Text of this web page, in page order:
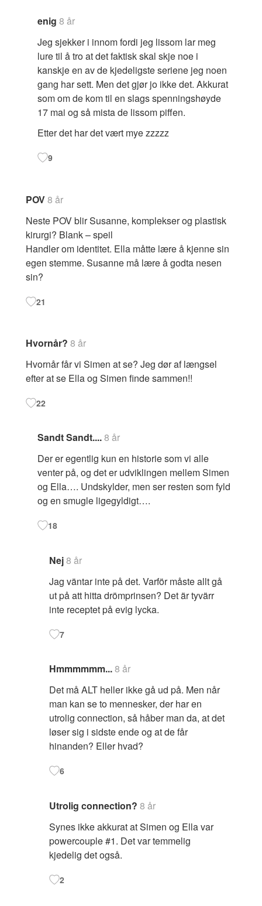
enig 8 år
Jeg sjekker i innom fordi jeg lissom lar meg
lure til å tro at det faktisk skal skje noe i
kanskje en av de kjedeligste seriene jeg noen
gang har sett. Men det gjør jo ikke det. Akkurat
som om de kom til en slags spenningshøyde
17 mai og så mista de lissom piffen.
Etter det har det vært mye zzzzz
9
POV8 år
Neste POV blir Susanne, komplekser og plastisk
kirurgi? Blank – speil
Handler om identitet. Ella måtte lære å kjenne sin
egen stemme. Susanne må lære å godta nesen
sin?
21
Hvornår? 8 år
Hvornår får vi Simen at se? Jeg dør af længsel
efter at se Ella og Simen finde sammen!!
22
Sandt Sandt....8 år
Der er egentlig kun en historie som vi alle
venter på, og det er udviklingen mellem Simen
og Ella…. Undskylder, men ser resten som fyld
og en smugle ligegyldigt….
18
Nej8 år
Jag väntar inte på det. Varför måste allt gå
ut på att hitta drömprinsen? Det är tyvärr
inte receptet på evig lycka.
7
Hmmmmmm...8 år
Det må ALT heller ikke gå ud på. Men når
man kan se to mennesker, der har en
utrolig connection, så håber man da, at det
løser sig i sidste ende og at de får
hinanden? Eller hvad?
6
Utrolig connection? 8 år
Synes ikke akkurat at Simen og Ella var
powercouple #1. Det var temmelig
kjedelig det også.
2